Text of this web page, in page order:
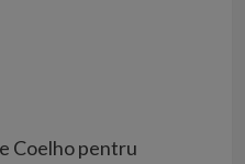
Coelho pentru